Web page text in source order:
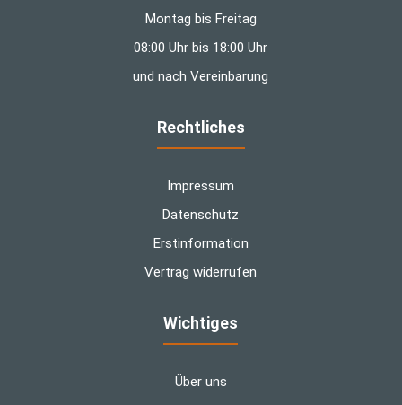
Montag bis Freitag
08:00 Uhr bis 18:00 Uhr
und nach Vereinbarung
Rechtliches
Impressum
Datenschutz
Erstinformation
Vertrag widerrufen
Wichtiges
Über uns